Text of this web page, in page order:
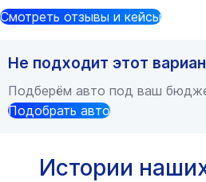
Смотреть отзывы и кейсы
Не подходит этот
Подберём авто под ваш
Подобрать авто
Истории